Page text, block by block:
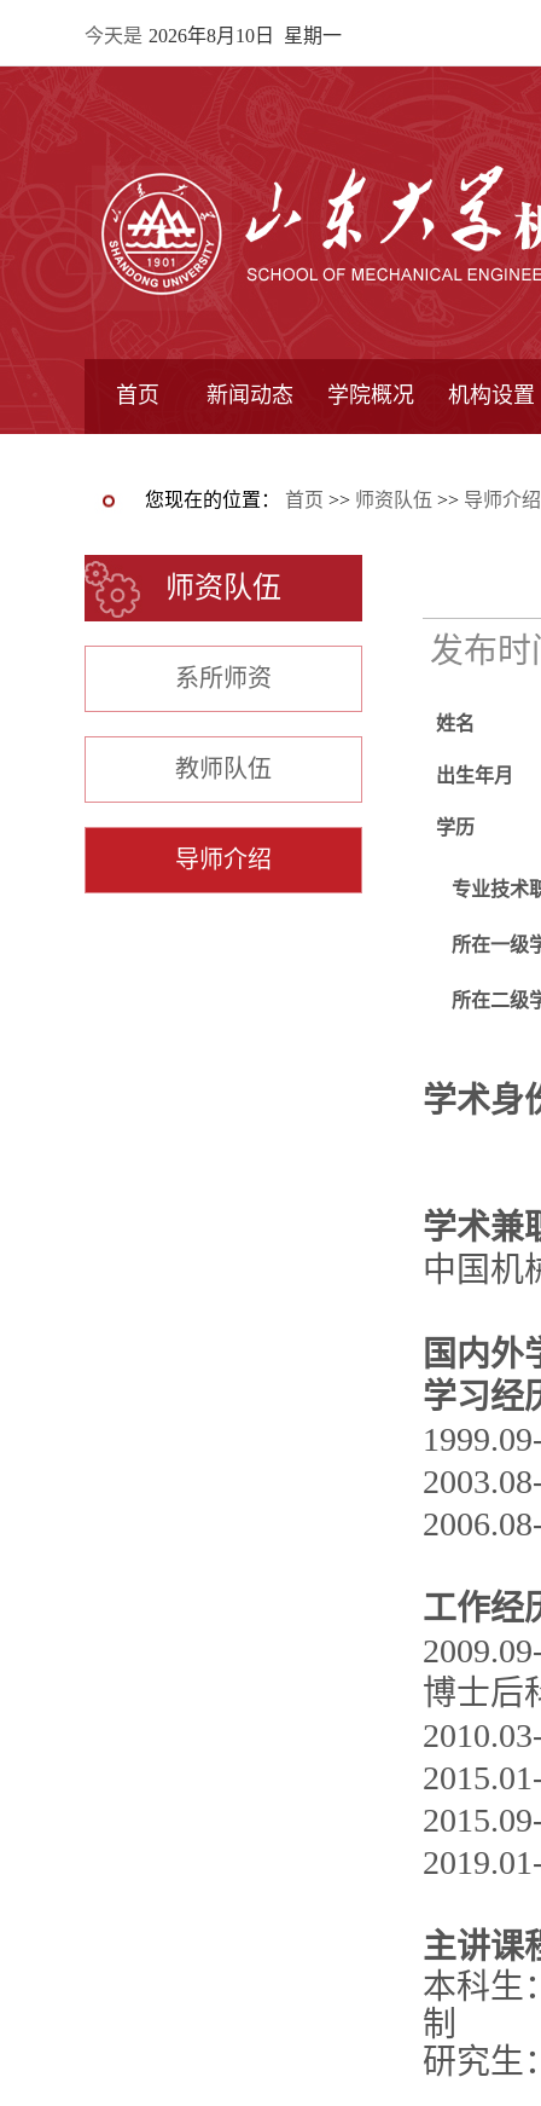
今天是 2026年8月10日 星期一
首页 新闻动态 学院概况 机构设置
您现在的位置： 首页 >> 师资队伍 >> 导师介绍
师资队伍
系所师资
教师队伍
导师介绍
发布
姓名
出生年月
学历
专业技术
所在一级
所在二级
学术身
学术兼
中国机
国内外
学习经
工作经
博士后
主讲课
本科生
制
研究生